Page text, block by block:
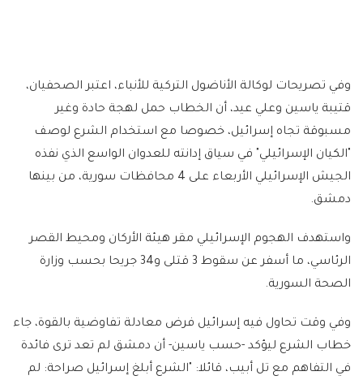
وفي تصريحات لوكالة الأناضول التركية للأنباء، اعتبر الصحفيان،
قتيبة ياسين وعلي عيد، أن الخطاب حمل لهجة حادة وغير
مسبوقة تجاه إسرائيل، خصوصا مع استخدام الشرع لوصف
"الكيان الإسرائيلي" في سياق إدانته للعدوان الواسع الذي نفذه
الجيش الإسرائيلي الأربعاء على 4 محافظات سورية، من بينها
دمشق.
واستهدف الهجوم الإسرائيلي مقر هيئة الأركان ومحيط القصر
الرئاسي، ما أسفر عن سقوط 3 قتلى و34 جريحا بحسب وزارة
الصحة السورية.
وفي وقت تحاول فيه إسرائيل فرض معادلة تفاوضية بالقوة، جاء
خطاب الشرع ليؤكد -حسب ياسين- أن دمشق لم تعد ترى فائدة
في التفاهم مع تل أبيب، قائلا: "الشرع أبلغ إسرائيل صراحة: لم